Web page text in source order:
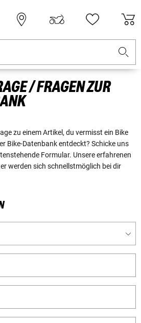
/ FRAGEN ZUR
zu einem Artikel, du vermisst ein Bike
Bike-Datenbank entdeckt? Schicke uns
Formular. Unsere erfahrenen
werden sich schnellstmöglich bei dir